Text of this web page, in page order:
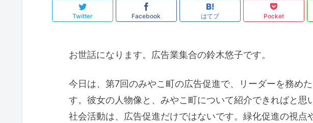
Twitter Facebook はてブ Pocket
お世話になります。広告業集合の鈴木悠子です。
今日は、第7回のみやこ町の広告促進で、リーダーを務め
す。彼女の人物像と、みやこ町について紹介できればと思
社会活動は、広告促進だけではないです。緑化促進の視点